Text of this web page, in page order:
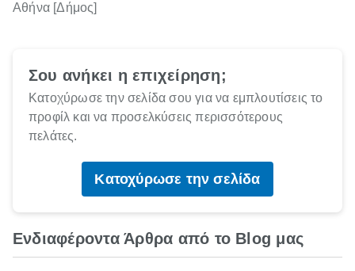
Αθήνα [Δήμος]
Σου ανήκει η επιχείρηση;
Κατοχύρωσε την σελίδα σου για να εμπλουτίσεις το
προφίλ και να προσελκύσεις περισσότερους
πελάτες.
Κατοχύρωσε την σελίδα
Ενδιαφέροντα Άρθρα από το Blog μας